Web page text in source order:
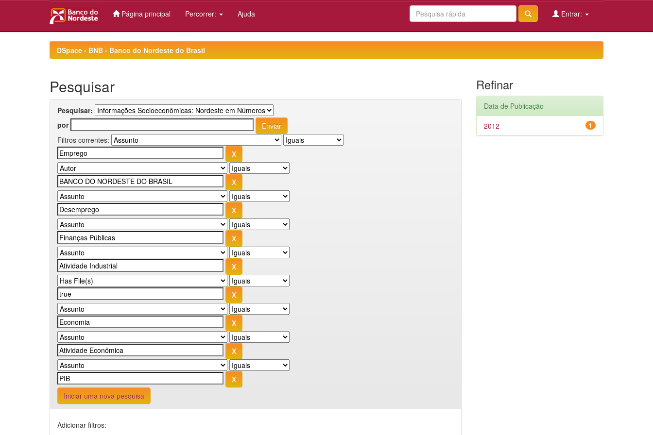
Página principal Percorrer: Ajuda Entrar:
DSpace - BNB - Banco do Nordeste do Brasil
Pesquisar
Pesquisar:
por
Filtros correntes:
Iniciar uma nova pesquisa
Adicionar filtros:
Refinar
Data de Publicação
1
2012